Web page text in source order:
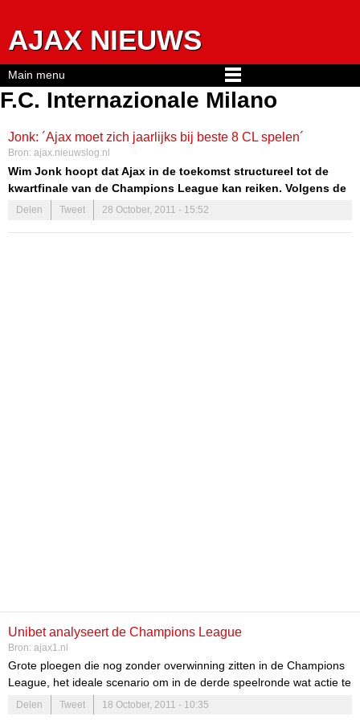
AJAX NIEUWS
F.C. Internazionale Milano
Jonk: ´Ajax moet zich jaarlijks bij beste 8 CL spelen´
Bron: ajax.nieuwslog.nl
Wim Jonk hoopt dat Ajax in de toekomst structureel tot de
kwartfinale van de Champions League kan reiken. Volgens de
oud-voetballer, die sinds kort in dienst is als hoofd
opleidingen van de Nederlandse topclub, is de jeugdopleiding
Delen Tweet 28 October, 2011 - 15:52
Unibet analyseert de Champions League
Bron: ajax1.nl
Grote ploegen die nog zonder overwinning zitten in de Champions
League, het ideale scenario om in de derde speelronde wat actie te
mogen verwachten. Zowel Manchester United als City zijn nog
zonder zege en ook Borussia Dortmund en Valencia konden nog
Delen Tweet 18 October, 2011 - 10:35
Main menu